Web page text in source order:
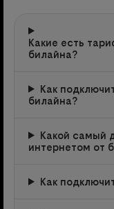
Какие есть
билайна?
Как
билайна?
Какой самый
интернетом от
Как